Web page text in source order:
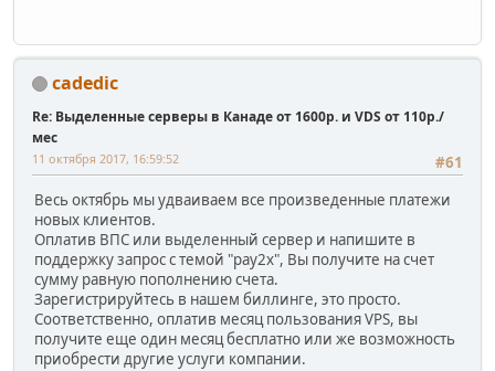
cadedic
Re: Выделенные серверы в Канаде от 1600р. и VDS от 110р./
мес
#61
11 октября 2017, 16:59:52
Весь октябрь мы удваиваем все произведенные платежи
новых клиентов.
Оплатив ВПС или выделенный сервер и напишите в
поддержку запрос с темой "pay2x", Вы получите на счет
сумму равную пополнению счета.
Зарегистрируйтесь в нашем биллинге, это просто.
Соответственно, оплатив месяц пользования VPS, вы
получите еще один месяц бесплатно или же возможность
приобрести другие услуги компании.